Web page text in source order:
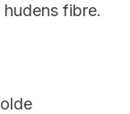
fibre.